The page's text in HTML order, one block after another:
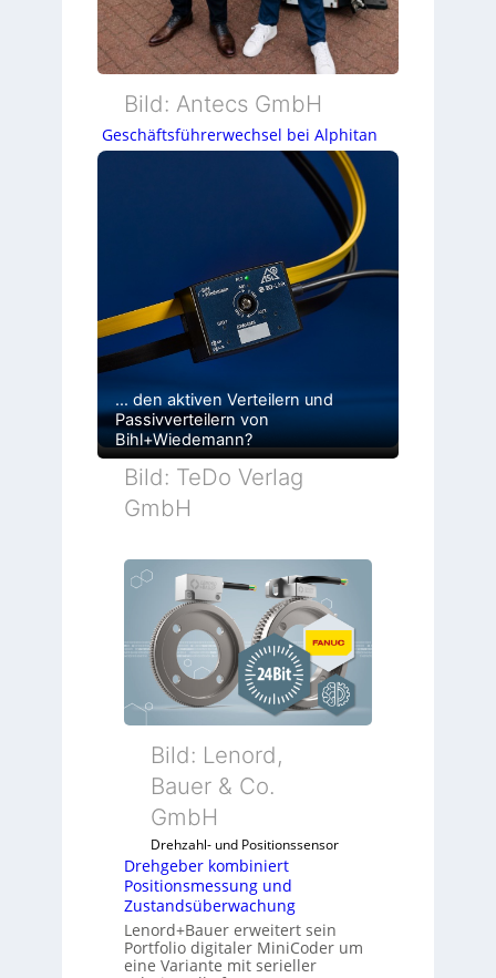
Bild: Antecs GmbH
Geschäftsführerwechsel bei Alphitan
… den aktiven Verteilern und
Passivverteilern von
Bihl+Wiedemann?
Bild: TeDo Verlag
GmbH
Bild: Lenord,
Bauer & Co.
GmbH
Drehzahl- und Positionssensor
Drehgeber kombiniert
Positionsmessung und
Zustandsüberwachung
Lenord+Bauer erweitert sein
Portfolio digitaler MiniCoder um
eine Variante mit serieller